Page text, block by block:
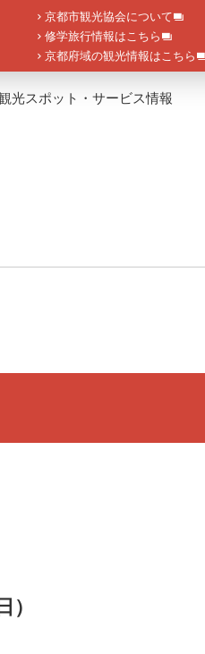
京都市観光協会について
修学旅行情報はこちら
京都府域の観光情報はこちら
光スポット・サービス情報